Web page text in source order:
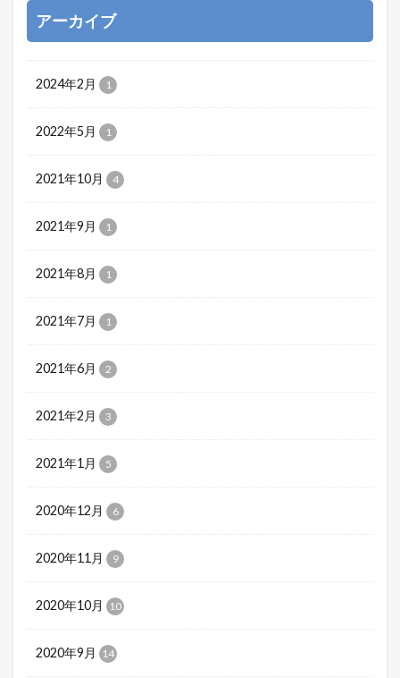
アーカイブ
2024年2月 1
2022年5月 1
2021年10月 4
2021年9月 1
2021年8月 1
2021年7月 1
2021年6月 2
2021年2月 3
2021年1月 5
2020年12月 6
2020年11月 9
2020年10月 10
2020年9月 14